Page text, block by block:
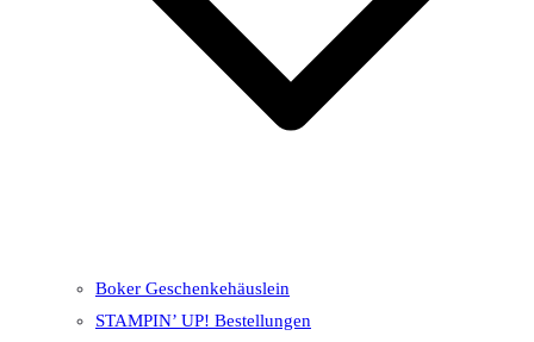
Boker Geschenkehäuslein
STAMPIN’ UP! Bestellungen